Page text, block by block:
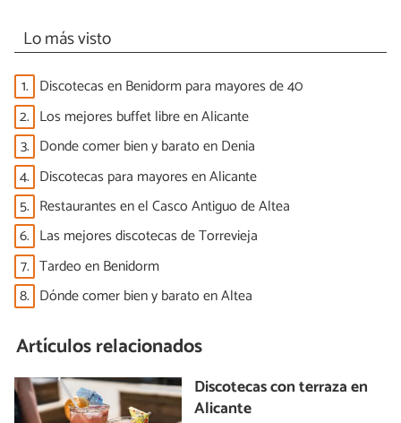
Lo más visto
1. Discotecas en Benidorm para mayores de 40
2. Los mejores buffet libre en Alicante
3. Donde comer bien y barato en Denia
4. Discotecas para mayores en Alicante
5. Restaurantes en el Casco Antiguo de Altea
6. Las mejores discotecas de Torrevieja
7. Tardeo en Benidorm
8. Dónde comer bien y barato en Altea
Artículos relacionados
Discotecas con terraza en
Alicante